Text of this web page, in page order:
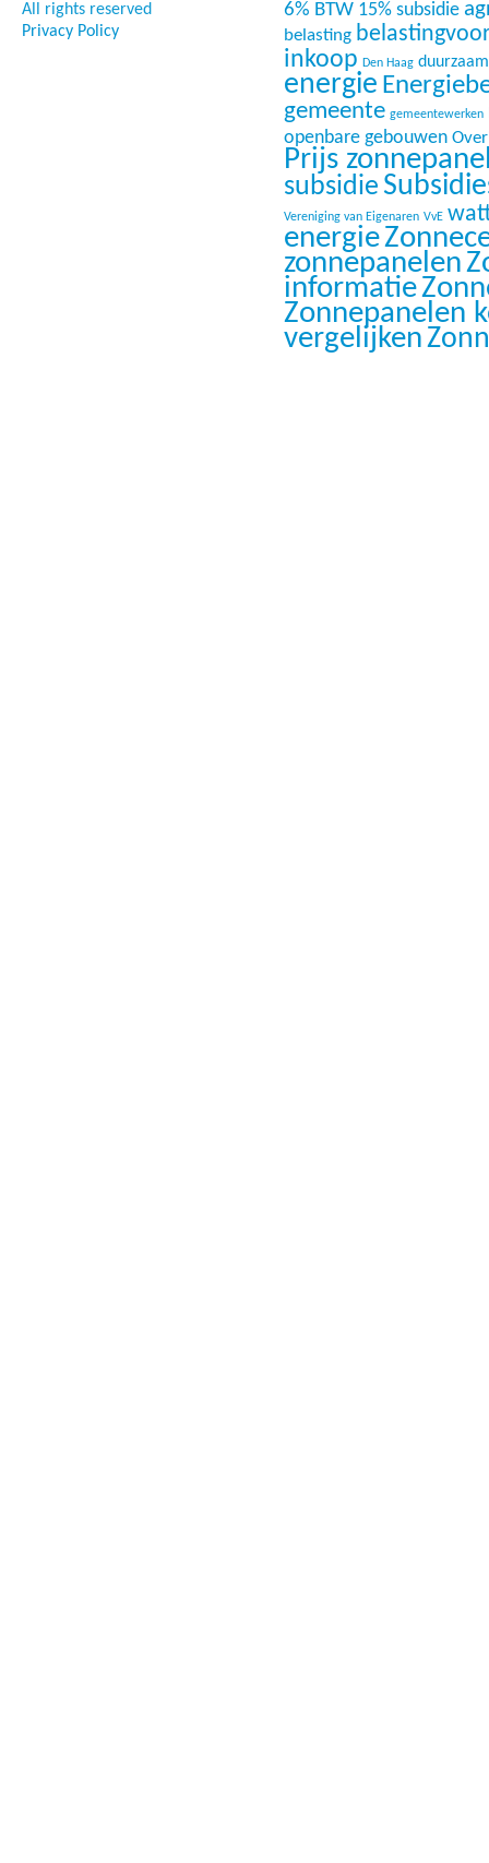
All rights reserved
Privacy Policy
6% BTW 15% subsidie
belasting
inkoop Den Haag
energie
gemeente gemeentewerken
openbare gebouwen
Prijs
subsidie
Vereniging van Eigenaren VvE
energie
zonnepanelen
informatie
Zonnepanelen
vergelijken